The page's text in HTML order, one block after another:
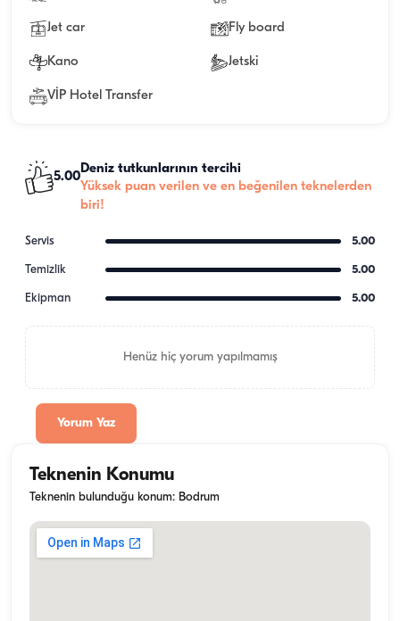
Jet car Fly board
Kano Jetski
VİP Hotel Transfer
5.00
Deniz tutkunlarının tercihi
Yüksek puan verilen ve en beğenilen teknelerden
biri!
Servis 5.00
Temizlik 5.00
Ekipman 5.00
Henüz hiç yorum yapılmamış
Yorum Yaz
Teknenin Konumu
Teknenin bulunduğu konum: Bodrum